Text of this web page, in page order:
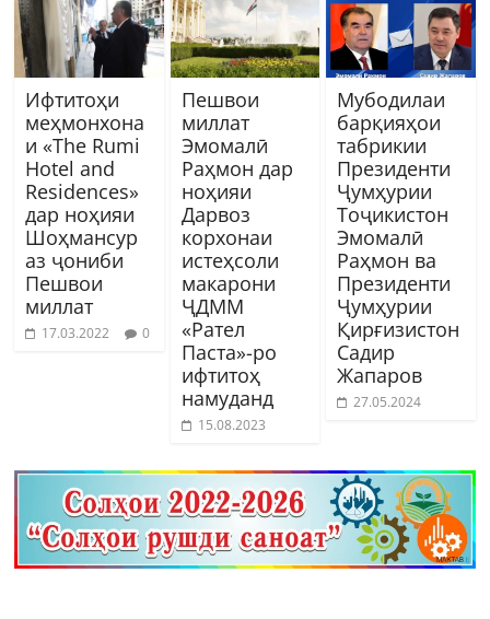
Ифтитоҳи
меҳмонхона
и «The Rumi
Hotel and
Residences»
дар ноҳияи
Шоҳмансур
аз ҷониби
Пешвои
миллат
17.03.2022 0
Пешвои
миллат
Эмомалӣ
Раҳмон дар
ноҳияи
Дарвоз
корхонаи
истеҳсоли
макарони
ҶДММ
«Рател
Паста»-ро
ифтитоҳ
намуданд
15.08.2023
Мубодилаи
барқияҳои
табрикии
Президенти
Ҷумҳурии
Тоҷикистон
Эмомалӣ
Раҳмон ва
Президенти
Ҷумҳурии
Қирғизистон
Садир
Жапаров
27.05.2024